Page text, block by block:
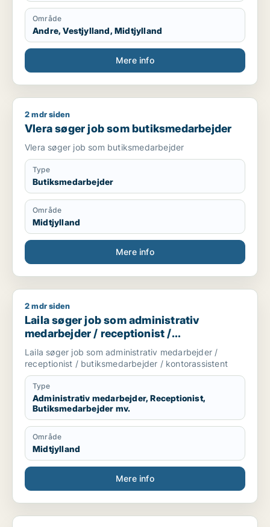
Område
Andre, Vestjylland, Midtjylland
Mere info
Vlera søger job som butiksmedarbejder
2 mdr siden
Vlera søger job som butiksmedarbejder
Vlera søger job som butiksmedarbejder
Type
Butiksmedarbejder
Område
Midtjylland
Mere info
Laila søger job som administrativ medarbejder /
2 mdr siden
Laila søger job som administrativ
medarbejder / receptionist /
butiksmedarbejder / kontorassistent
Laila søger job som administrativ medarbejder /
receptionist / butiksmedarbejder / kontorassistent
Type
Administrativ medarbejder, Receptionist,
Butiksmedarbejder mv.
Område
Midtjylland
Mere info